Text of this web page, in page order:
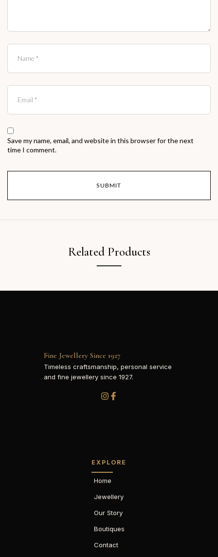
Save my name, email, and website in this browser for the next
time I comment.
Related Products
Fine Jewellery Since 1927
Timeless craftsmanship, personal service
and fine jewellery since 1927.
EXPLORE
Home
Jewellery
Our Story
Boutiques
Contact